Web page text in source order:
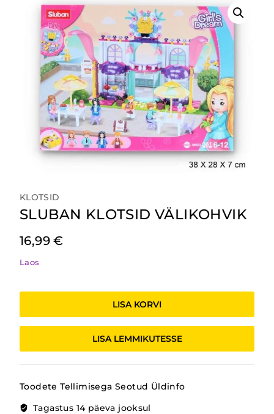
KLOTSID
SLUBAN KLOTSID VÄLIKOHVIK
16,99€
Laos
VÄLIKOHVIK
kogus
LISA KORVI
LISA LEMMIKUTESSE
Toodete Tellimisega Seotud Üldinfo
Tagastus 14 päeva jooksul